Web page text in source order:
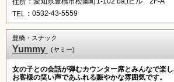
住所
TEL
：0532-43-5559
豊橋・スナック
Yummy (ヤミー)
女の子との会話が弾むカウンター席とみんなで楽
お客様の笑い声であふれる賑やかな雰囲気です。